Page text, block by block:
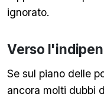
ignorato.
Verso
Se sul piano delle
ancora molti dubbi